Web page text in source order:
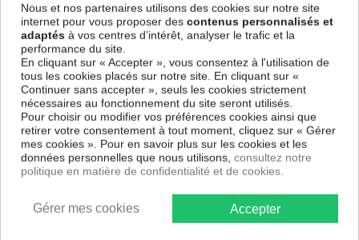
Descriptif technique
Certification Oeko-Tex®
Longueur 200
Grammage 300-350g/m²
Matériaux Coton
Conseils
Nous et nos partenaires utilisons des cookies sur notre site
internet pour vous proposer des contenus personnalisés et
adaptés à vos centres d’intérêt, analyser le trafic et la
performance du site.
En cliquant sur « Accepter », vous consentez à l'utilisation de
tous les cookies placés sur notre site. En cliquant sur «
Continuer sans accepter », seuls les cookies strictement
nécessaires au fonctionnement du site seront utilisés.
Pour choisir ou modifier vos préférences cookies ainsi que
retirer votre consentement à tout moment, cliquez sur « Gérer
mes cookies ». Pour en savoir plus sur les cookies et les
données personnelles que nous utilisons, consultez notre
politique en matière de confidentialité et de cookies.
Accepter
Gérer mes cookies